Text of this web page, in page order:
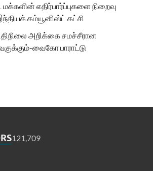
மக்களின் எதிர்பார்ப்புகளை நிறைவு
கம்யூனிஸ்ட் கட்சி
அறிக்கை சமச்சீரான
வைகோ பாராட்டு
121,709